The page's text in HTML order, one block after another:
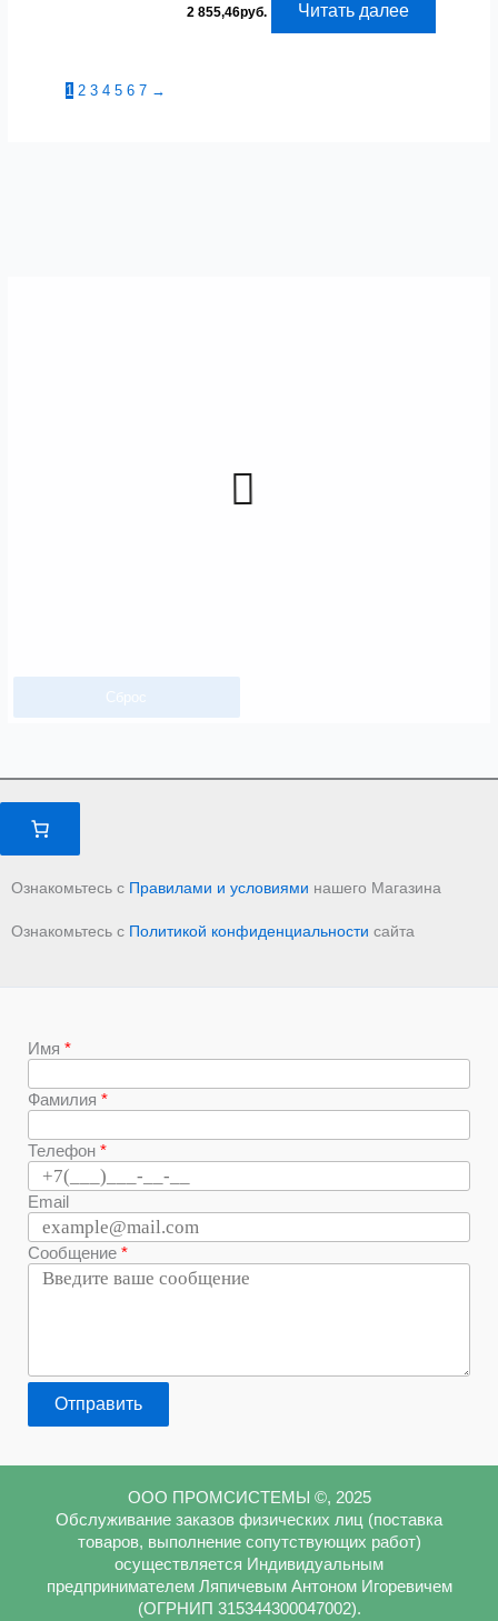
Сброс
2 855,46руб. Читать далее
1 2 3 4 5 6 7 →
Ознакомьтесь с Правилами и условиями нашего Магазина
Ознакомьтесь с Политикой конфиденциальности сайта
Имя
Фамилия
Телефон
Email
Сообщение
Отправить
ООО ПРОМСИСТЕМЫ ©, 2025
Обслуживание заказов физических лиц (поставка
товаров, выполнение сопутствующих работ)
осуществляется Индивидуальным
предпринимателем Ляпичевым Антоном Игоревичем
(ОГРНИП 315344300047002).